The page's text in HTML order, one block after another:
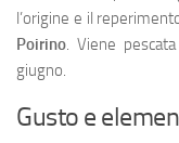
l’origine e il
Poirino. Viene
giugno.
Gusto e